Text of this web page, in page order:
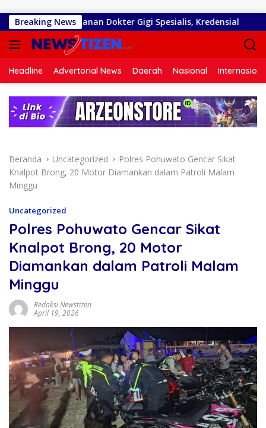
Breaking News
Layanan Dokter Gigi Spesialis, Kredensial
Headline Advertorial News Daerah Nasional
Beranda Uncategorized
Polres Pohuwato Gencar Sikat
Knalpot Brong, 20 Motor Diamankan dalam Patroli Malam
Minggu
Uncategorized
Polres Pohuwato Gencar Sikat
Knalpot Brong, 20 Motor
Diamankan dalam Patroli Malam
Minggu
Redaksi Newstizen
April 19, 2026